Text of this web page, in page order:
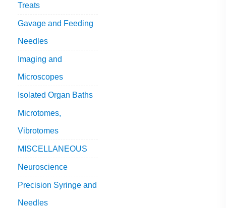
Treats
Gavage and Feeding
Needles
Imaging and
Microscopes
Isolated Organ Baths
Microtomes,
Vibrotomes
MISCELLANEOUS
Neuroscience
Precision Syringe and
Needles